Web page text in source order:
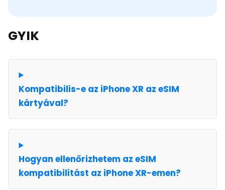
GYIK
Kompatibilis-e az iPhone XR az eSIM
kártyával?
Hogyan ellenőrizhetem az eSIM
kompatibilitást az iPhone XR-emen?